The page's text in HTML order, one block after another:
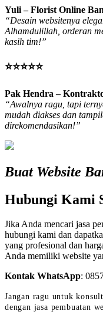
Yuli – Florist Online
“Desain websitenya
Alhamdulillah, orderan
kasih tim!”
⭐⭐⭐⭐⭐
Pak Hendra –
“Awalnya ragu, tapi
mudah diakses dan
direkomendasikan!”
Buat Website
Hubungi Kami
Jika Anda mencari jasa
hubungi kami dan
yang profesional dan
Anda memiliki website
Kontak WhatsApp:
Jangan ragu untuk
dengan jasa pembuatan